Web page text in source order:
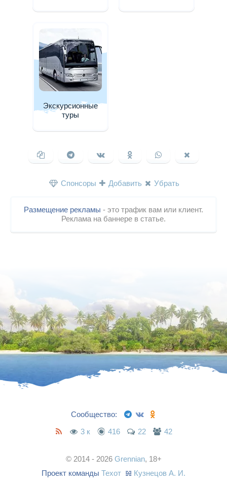
Экскурсионные
туры
Спонсоры Добавить Убрать
Размещение рекламы - это трафик вам или клиент.
Реклама на баннере в статье.
Сообщество:
3 к
416 22 42
© 2014 - 2026 Grennian, 18+
Проект команды Техот 𝌴 Кузнецов А. И.